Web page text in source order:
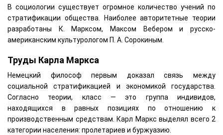
В социологии существует огромное количество учений по
стратификации общества. Наиболее авторитетные теории
разработаны К. Марксом, Максом Вебером и русско-
американским культурологом П. А. Сорокиным.
Труды Карла Маркса
Немецкий философ первым доказал связь между
социальной стратификацией и экономикой государства.
Согласно теории, класс — это группа индивидов,
находящихся в равных позициях по отношению к
производственным средствам. Карл Маркс выделял всего 2
категории населения: пролетариев и буржуазию.